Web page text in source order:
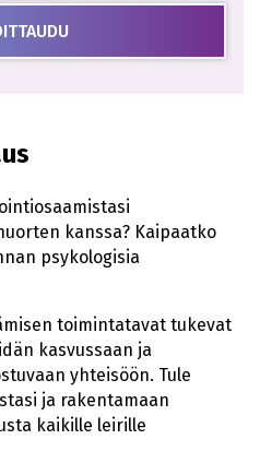
kanssa? Kaipaatko
psykologisia
toimintatavat tukevat
kasvussaan ja
yhteisöön. Tule
ja rakentamaan
kaikille leirille